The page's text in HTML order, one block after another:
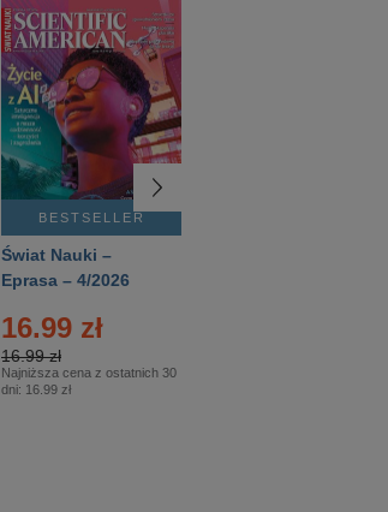
BESTSELLER
Świat Nauki –
Eprasa – 4/2026
16.99 zł
16.99 zł
Najniższa cena z ostatnich 30
dni: 16.99 zł